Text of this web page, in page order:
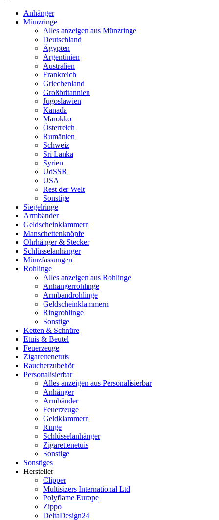
Anhänger
Münzringe
Alles anzeigen aus Münzringe
Deutschland
Ägypten
Argentinien
Australien
Frankreich
Griechenland
Großbritannien
Jugoslawien
Kanada
Marokko
Österreich
Rumänien
Schweiz
Sri Lanka
Syrien
UdSSR
USA
Rest der Welt
Sonstige
Siegelringe
Armbänder
Geldscheinklammern
Manschettenknöpfe
Ohrhänger & Stecker
Schlüsselanhänger
Münzfassungen
Rohlinge
Alles anzeigen aus Rohlinge
Anhängerrohlinge
Armbandrohlinge
Geldscheinklammern
Ringrohlinge
Sonstige
Ketten & Schnüre
Etuis & Beutel
Feuerzeuge
Zigarettenetuis
Raucherzubehör
Personalisierbar
Alles anzeigen aus Personalisierbar
Anhänger
Armbänder
Feuerzeuge
Geldklammern
Ringe
Schlüsselanhänger
Zigarettenetuis
Sonstige
Sonstiges
Hersteller
Clipper
Multisizers International Ltd
Polyflame Europe
Zippo
DeltaDesign24